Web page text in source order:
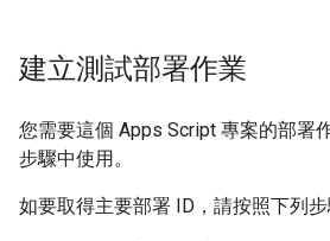
建立測試部署作業
您需要這個 Apps Script 專案的部署
步驟中使用。
如要取得主要部署 ID，請按照下列步